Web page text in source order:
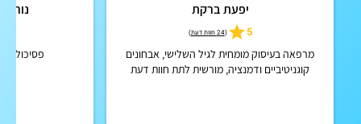
יפעת ברקת
5
(24 חוות דעת )
מרפאה בעיסוק מומחית לגיל השלישי, אבחונים
קוגניטיביים ודמנציה, מורשית לתת חוות דעת